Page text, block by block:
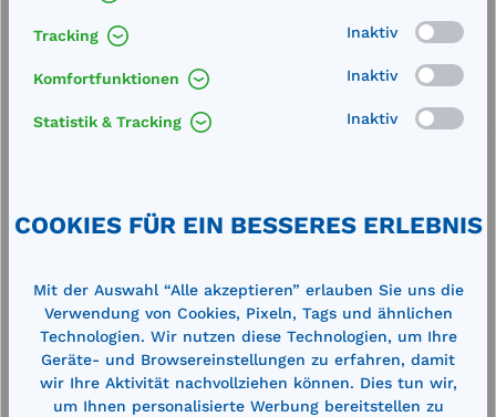
Lieferung frei Haus
passend für Kraftstoffanlagen
Technische Daten
Tracking Inaktiv
Komfortfunktionen Inaktiv
Statistik & Tracking Inaktiv
COOKIES FÜR EIN BESSERES ERLEBNIS
Mit der Auswahl “Alle akzeptieren” erlauben Sie uns die
Verwendung von Cookies, Pixeln, Tags und ähnlichen
Technologien. Wir nutzen diese Technologien, um Ihre
Geräte- und Browsereinstellungen zu erfahren, damit
wir Ihre Aktivität nachvollziehen können. Dies tun wir,
um Ihnen personalisierte Werbung bereitstellen zu